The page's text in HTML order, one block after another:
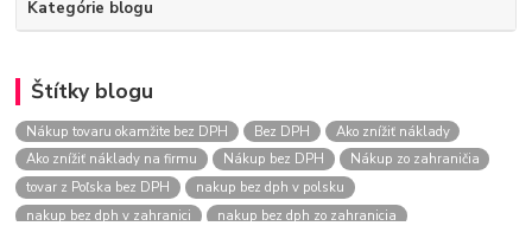
Kategórie blogu
Štítky blogu
Nákup tovaru okamžite bez DPH Bez DPH
Ako znížiť náklady
Ako znížiť náklady na firmu
Nákup bez DPH
Nákup zo zahraničia
tovar z Poľska bez DPH
nakup bez dph v polsku
nakup bez dph v zahranici
nakup bez dph zo zahranicia